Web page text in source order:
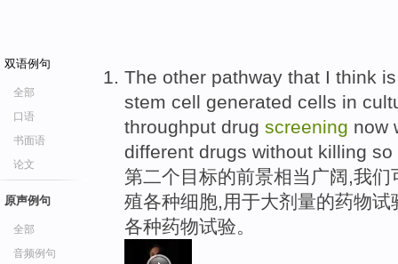
双语例句
全部
口语
书面语
论文
原声例句
全部
音频例句
The other pathway that I think
stem cell generated cells in
throughput drug screening now
different drugs without killing
第二个目标的前景相当广阔,我
殖各种细胞,用于大剂量的药物
各种药物试验。